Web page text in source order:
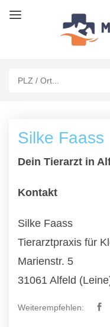
Silke Faass
Dein Tierarzt in
Kontakt
Silke Faass
Tierarztpraxis für
Marienstr. 5
31061 Alfeld
Weiterempfehlen: